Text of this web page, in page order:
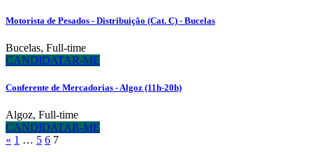
Motorista de Pesados - Distribuição (Cat. C) - Bucelas
Bucelas, Full-time
CANDIDATAR-ME
Conferente de Mercadorias - Algoz (11h-20h)
Algoz, Full-time
CANDIDATAR-ME
« 1 … 5 6 7